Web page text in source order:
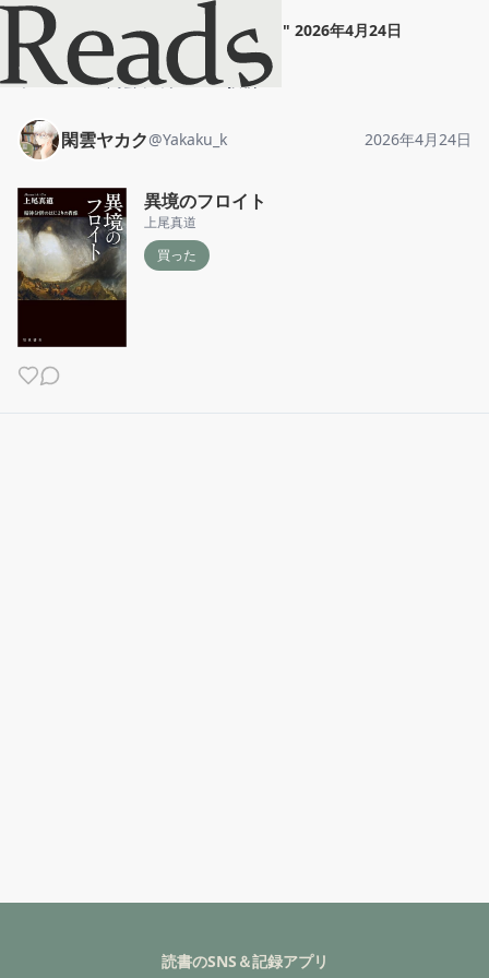
閑雲ヤカク 異境のフロイト " 2026年4月24日
ホーム 閑雲ヤカク 投稿
閑雲ヤカク@Yakaku_k 2026年4月24日
異境のフロイト
上尾真道
買った
読書のSNS＆記録アプリ